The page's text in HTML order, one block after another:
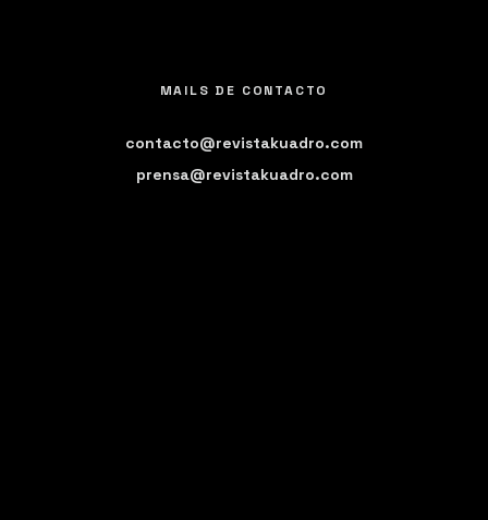
MAILS DE CONTACTO
contacto@revistakuadro.com
prensa@revistakuadro.com